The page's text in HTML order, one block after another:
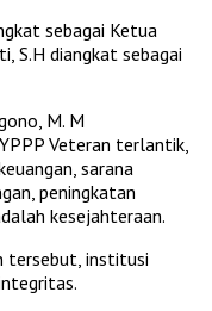
sebagai Ketua
S.H diangkat sebagai
M. M
Veteran terlantik,
sarana
peningkatan
kesejahteraan.
tersebut, institusi